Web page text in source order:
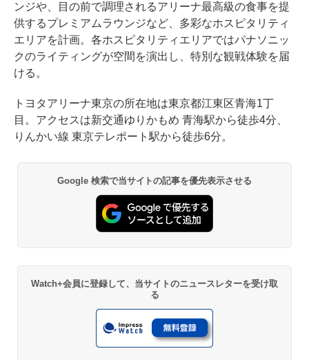
ンジや、目の前で調理されるアリーナ最高級の食事を提
供するプレミアムラウンジなど、多彩なホスピタリティ
エリアを計画。各ホスピタリティエリアではパナソニッ
クのライティングが空間を演出し、特別な観戦体験を届
ける。
トヨタアリーナ東京の所在地は東京都江東区青海1丁
目。アクセスは新交通ゆりかもめ 青海駅から徒歩4分、
りんかい線 東京テレポート駅から徒歩6分。
Google 検索で当サイトの記事を優先表示させる
Watch+会員に登録して、当サイトのニュースレターを受け取
る